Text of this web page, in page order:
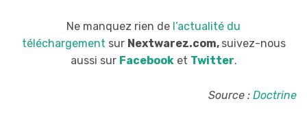
Ne manquez rien de l’actualité du
téléchargement sur Nextwarez.com, suivez-nous
aussi sur Facebooket Twitter.
Source : Doctrine